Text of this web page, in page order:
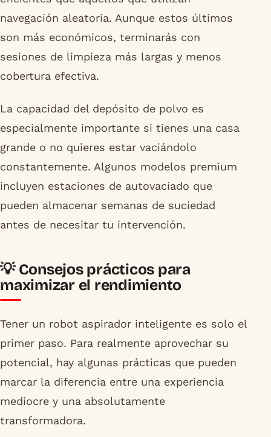
navegación aleatoria. Aunque estos últimos
son más económicos, terminarás con
sesiones de limpieza más largas y menos
cobertura efectiva.
La capacidad del depósito de polvo es
especialmente importante si tienes una casa
grande o no quieres estar vaciándolo
constantemente. Algunos modelos premium
incluyen estaciones de autovaciado que
pueden almacenar semanas de suciedad
antes de necesitar tu intervención.
💡 Consejos prácticos para
maximizar el rendimiento
Tener un robot aspirador inteligente es solo el
primer paso. Para realmente aprovechar su
potencial, hay algunas prácticas que pueden
marcar la diferencia entre una experiencia
mediocre y una absolutamente
transformadora.